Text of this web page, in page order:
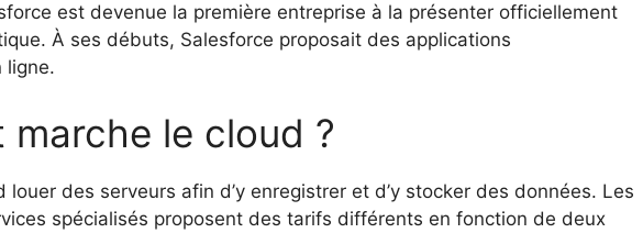
est devenue la première entreprise à la présenter officiellement
À ses débuts, Salesforce proposait des applications
ligne.
marche le cloud ?
louer des serveurs afin d’y enregistrer et d’y stocker des données. Les
spécialisés proposent des tarifs différents en fonction de deux